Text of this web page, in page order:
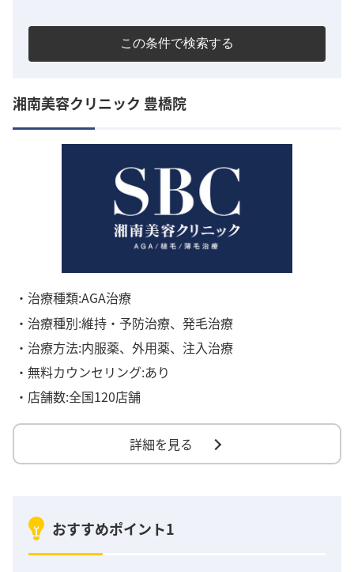
この条件で検索する
湘南美容クリニック 豊橋院
・治療種類:AGA治療
・治療種別:維持・予防治療、発毛治療
・治療方法:内服薬、外用薬、注入治療
・無料カウンセリング:あり
・店舗数:全国120店舗
詳細を見る
おすすめポイント1